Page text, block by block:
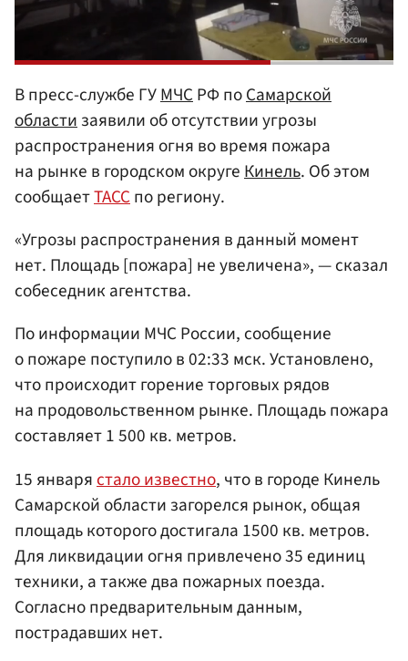
В пресс-службе ГУМЧСРФ поСамарской
областизаявили об отсутствии угрозы
распространения огня во время пожара
на рынке в городском округеКинель. Об этом
сообщаетТАССпо региону.
«Угрозы распространения в данный момент
нет. Площадь [пожара] не увеличена», — сказал
собеседник агентства.
По информации МЧС России, сообщение
о пожаре поступило в 02:33 мск. Установлено,
что происходит горение торговых рядов
на продовольственном рынке. Площадь пожара
составляет 1 500 кв. метров.
15 января стало известно, что в городе Кинель
Самарской области загорелся рынок, общая
площадь которого достигала 1500 кв. метров.
Для ликвидации огня привлечено 35 единиц
техники, а также два пожарных поезда.
Согласно предварительным данным,
пострадавших нет.